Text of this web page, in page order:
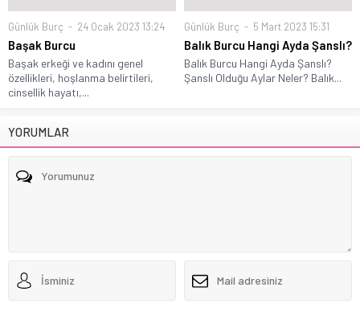
Günlük Burç 24 Ocak 2023 13:24
Başak Burcu
Başak erkeği ve kadını genel
özellikleri, hoşlanma belirtileri,
cinsellik hayatı,...
Günlük Burç 5 Mart 2023 15:31
Balık Burcu Hangi Ayda Şanslı?
Balık Burcu Hangi Ayda Şanslı?
Şanslı Olduğu Aylar Neler? Balık...
YORUMLAR